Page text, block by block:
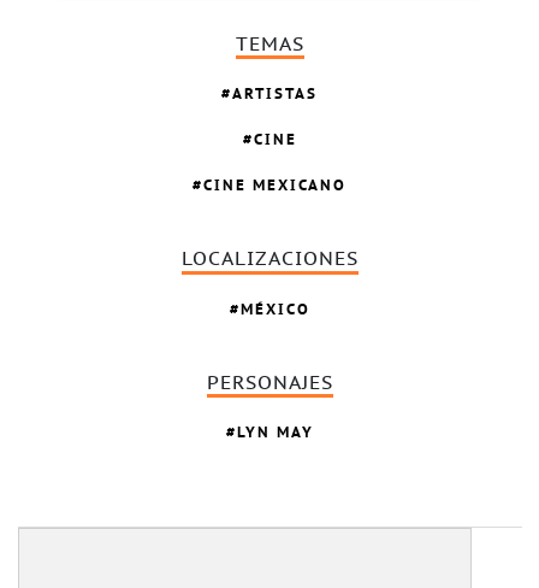
TEMAS
ARTISTAS
CINE
CINE MEXICANO
LOCALIZACIONES
MÉXICO
PERSONAJES
LYN MAY